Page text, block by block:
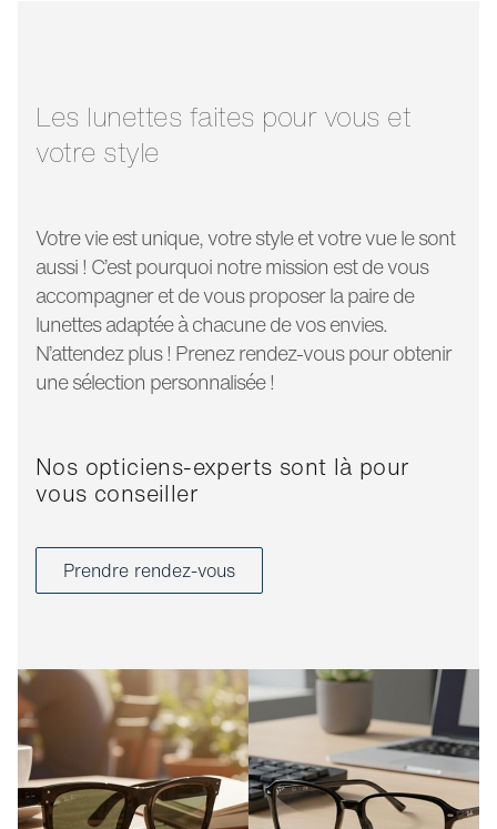
branche:
Les lunettes faites pour vous et
votre style
Votre vie est unique, votre style et votre vue le sont
aussi ! C’est pourquoi notre mission est de vous
accompagner et de vous proposer la paire de
lunettes adaptée à chacune de vos envies.
N’attendez plus ! Prenez rendez-vous pour obtenir
une sélection personnalisée !
Nos opticiens-experts sont là pour
vous conseiller
Prendre rendez-vous